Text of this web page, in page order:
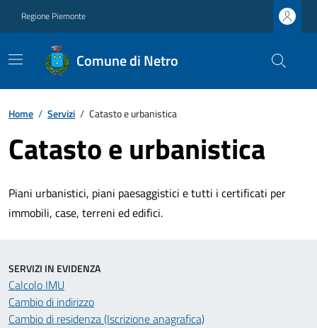
Regione Piemonte
Comune di Netro
Home / Servizi / Catasto e urbanistica
Catasto e urbanistica
Piani urbanistici, piani paesaggistici e tutti i certificati per
immobili, case, terreni ed edifici.
SERVIZI IN EVIDENZA
Calcolo IMU
Cambio di indirizzo
Cambio di residenza (Iscrizione anagrafica)